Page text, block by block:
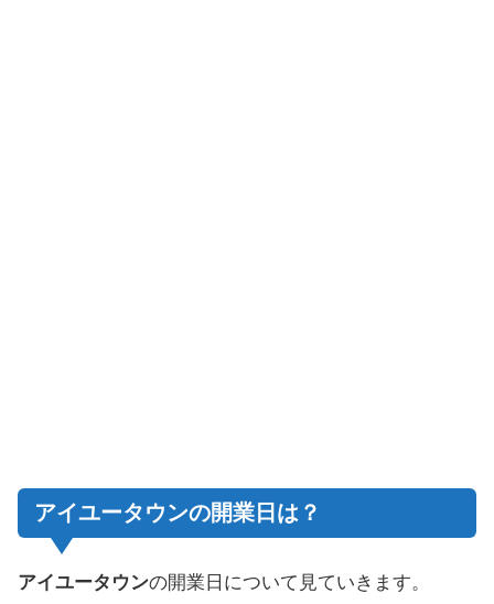
アイユータウンの開業日は？
アイユータウンの開業日について見ていきます。